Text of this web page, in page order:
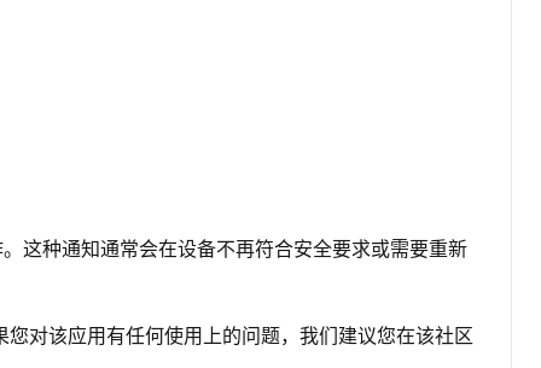
种通知通常会在设备不再符合安全要求或需要重新
对该应用有任何使用上的问题，我们建议您在该社区